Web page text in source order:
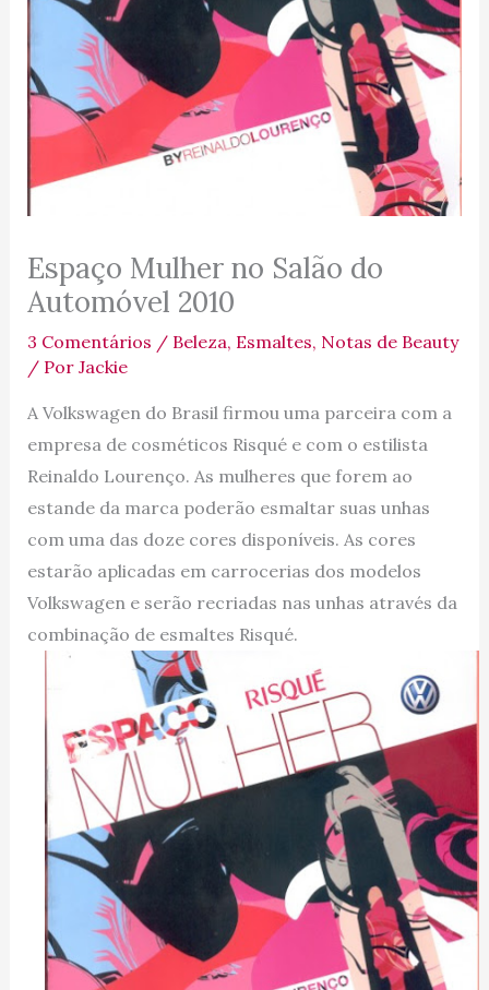
Espaço Mulher no Salão do
Automóvel 2010
3 Comentários / Beleza, Esmaltes, Notas de Beauty
/ Por Jackie
A Volkswagen do Brasil firmou uma parceira com a
empresa de cosméticos Risqué e com o estilista
Reinaldo Lourenço. As mulheres que forem ao
estande da marca poderão esmaltar suas unhas
com uma das doze cores disponíveis. As cores
estarão aplicadas em carrocerias dos modelos
Volkswagen e serão recriadas nas unhas através da
combinação de esmaltes Risqué.